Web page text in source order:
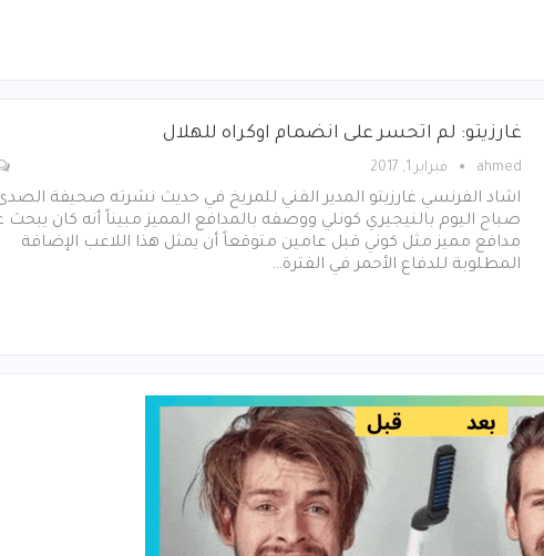
غارزيتو: لم اتحسر على انضمام اوكراه للهلال
ahmed فبراير 1, 2017
اشاد الفرنسي غارزيتو المدير الفني للمريخ في حديث نشرته صحيفة
صباح اليوم بالنيجيري كونلي ووصفه بالمدافع المميز مبيناً أنه كان يبحث
مدافع مميز مثل كوني قبل عامين متوقعاً أن يمثل هذا اللاعب الإضافة
المطلوبة للدفاع الأحمر في الفترة…